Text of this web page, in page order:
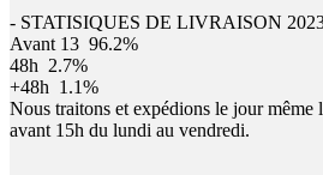
- STATISIQUES DE LIVRAISON
Avant 13 96.2%
48h 2.7%
+48h 1.1%
Nous traitons et expédions le jour même
avant 15h du lundi au vendredi.